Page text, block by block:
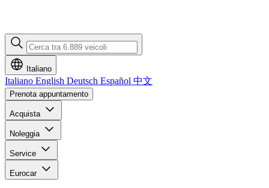
Italiano
Italiano English Deutsch Español 中文
Prenota appuntamento
Acquista
Noleggia
Service
Eurocar